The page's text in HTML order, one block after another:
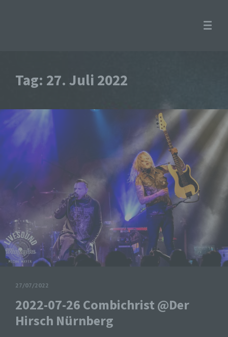
Tag: 27. Juli 2022
27/07/2022
2022-07-26 Combichrist @Der
Hirsch Nürnberg